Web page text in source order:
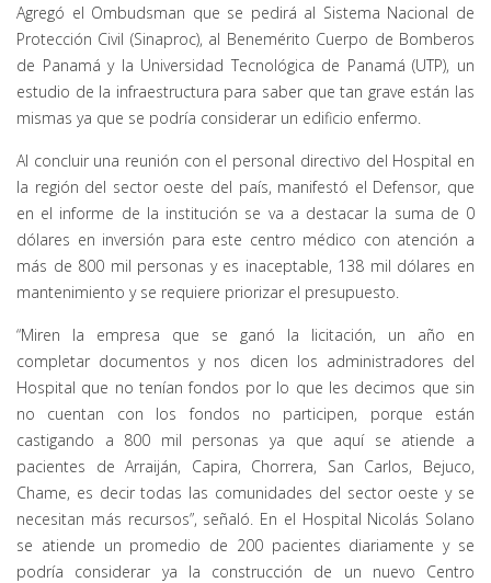
Agregó el Ombudsman que se pedirá al Sistema Nacional de
Protección Civil (Sinaproc), al Benemérito Cuerpo de Bomberos
de Panamá y la Universidad Tecnológica de Panamá (UTP), un
estudio de la infraestructura para saber que tan grave están las
mismas ya que se podría considerar un edificio enfermo.
Al concluir una reunión con el personal directivo del Hospital en
la región del sector oeste del país, manifestó el Defensor, que
en el informe de la institución se va a destacar la suma de 0
dólares en inversión para este centro médico con atención a
más de 800 mil personas y es inaceptable, 138 mil dólares en
mantenimiento y se requiere priorizar el presupuesto.
“Miren la empresa que se ganó la licitación, un año en
completar documentos y nos dicen los administradores del
Hospital que no tenían fondos por lo que les decimos que sin
no cuentan con los fondos no participen, porque están
castigando a 800 mil personas ya que aquí se atiende a
pacientes de Arraiján, Capira, Chorrera, San Carlos, Bejuco,
Chame, es decir todas las comunidades del sector oeste y se
necesitan más recursos”, señaló. En el Hospital Nicolás Solano
se atiende un promedio de 200 pacientes diariamente y se
podría considerar ya la construcción de un nuevo Centro